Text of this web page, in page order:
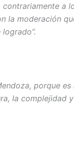
a
la moderación
porque
la complejidad